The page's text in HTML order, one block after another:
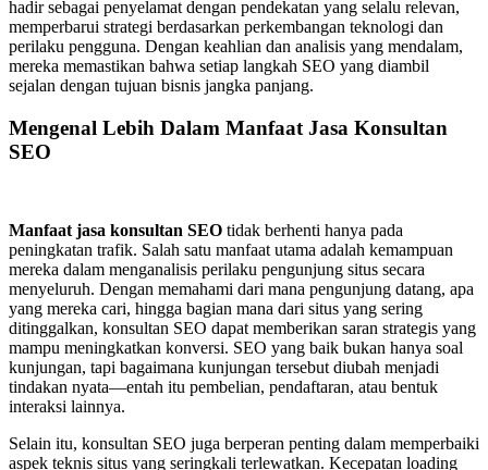
hadir sebagai penyelamat dengan pendekatan yang selalu relevan,
memperbarui strategi berdasarkan perkembangan teknologi dan
perilaku pengguna. Dengan keahlian dan analisis yang mendalam,
mereka memastikan bahwa setiap langkah SEO yang diambil
sejalan dengan tujuan bisnis jangka panjang.
Mengenal Lebih Dalam Manfaat Jasa Konsultan
SEO
Manfaat jasa konsultan SEO tidak berhenti hanya pada
peningkatan trafik. Salah satu manfaat utama adalah kemampuan
mereka dalam menganalisis perilaku pengunjung situs secara
menyeluruh. Dengan memahami dari mana pengunjung datang, apa
yang mereka cari, hingga bagian mana dari situs yang sering
ditinggalkan, konsultan SEO dapat memberikan saran strategis yang
mampu meningkatkan konversi. SEO yang baik bukan hanya soal
kunjungan, tapi bagaimana kunjungan tersebut diubah menjadi
tindakan nyata—entah itu pembelian, pendaftaran, atau bentuk
interaksi lainnya.
Selain itu, konsultan SEO juga berperan penting dalam memperbaiki
aspek teknis situs yang seringkali terlewatkan. Kecepatan loading